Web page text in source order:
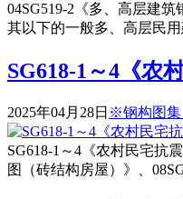
04SG519-2《多、高层建
其以下的一般多、高层民
SG618-1～4《农
2025年04月28日 ※钢构图
SG618-1～4《农村民宅抗
图（砖结构房屋）》、